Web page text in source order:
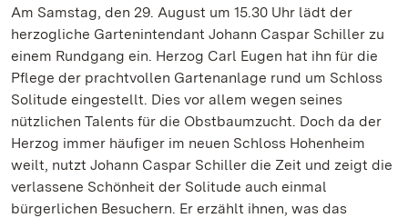
Am Samstag, den 29. August um 15.30 Uhr lädt der
herzogliche Gartenintendant Johann Caspar Schiller zu
einem Rundgang ein. Herzog Carl Eugen hat ihn für die
Pflege der prachtvollen Gartenanlage rund um Schloss
Solitude eingestellt. Dies vor allem wegen seines
nützlichen Talents für die Obstbaumzucht. Doch da der
Herzog immer häufiger im neuen Schloss Hohenheim
weilt, nutzt Johann Caspar Schiller die Zeit und zeigt die
verlassene Schönheit der Solitude auch einmal
bürgerlichen Besuchern. Er erzählt ihnen, was das